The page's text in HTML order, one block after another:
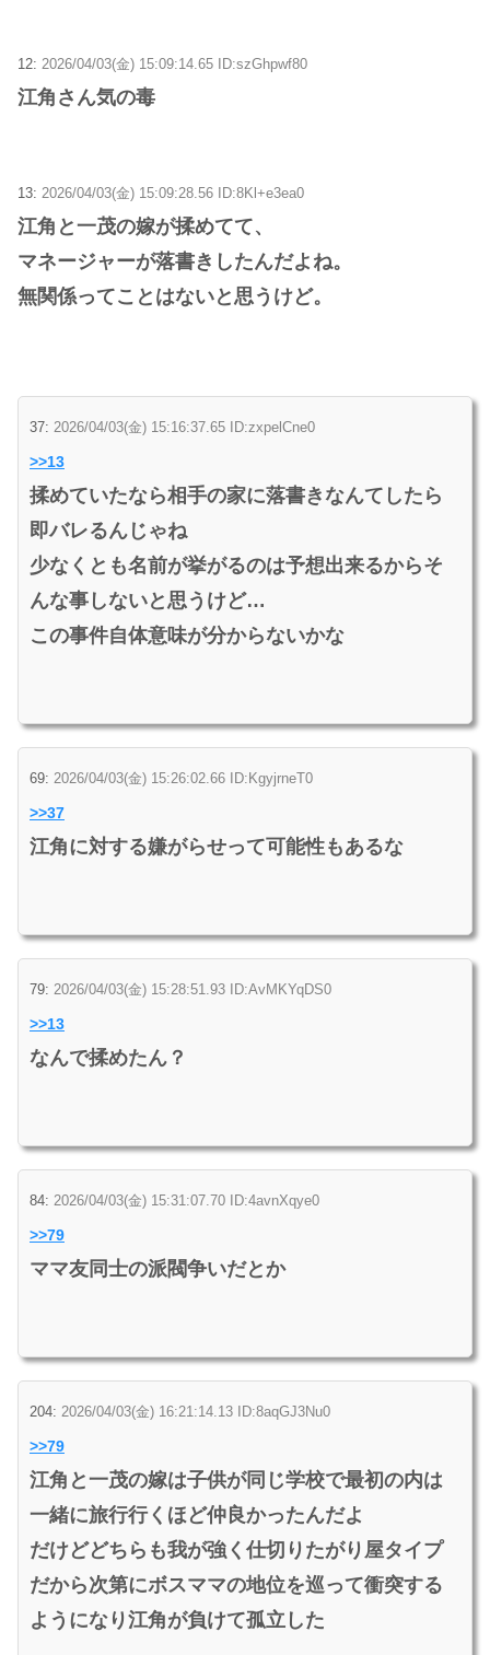
12: 2026/04/03(金) 15:09:14.65 ID:szGhpwf80
江角さん気の毒
13: 2026/04/03(金) 15:09:28.56 ID:8Kl+e3ea0
江角と一茂の嫁が揉めてて、
マネージャーが落書きしたんだよね。
無関係ってことはないと思うけど。
37: 2026/04/03(金) 15:16:37.65 ID:zxpelCne0
>>13
揉めていたなら相手の家に落書きなんてしたら
即バレるんじゃね
少なくとも名前が挙がるのは予想出来るからそ
んな事しないと思うけど…
この事件自体意味が分からないかな
69: 2026/04/03(金) 15:26:02.66 ID:KgyjrneT0
>>37
江角に対する嫌がらせって可能性もあるな
79: 2026/04/03(金) 15:28:51.93 ID:AvMKYqDS0
>>13
なんで揉めたん？
84: 2026/04/03(金) 15:31:07.70 ID:4avnXqye0
>>79
ママ友同士の派閥争いだとか
204: 2026/04/03(金) 16:21:14.13 ID:8aqGJ3Nu0
>>79
江角と一茂の嫁は子供が同じ学校で最初の内は
一緒に旅行行くほど仲良かったんだよ
だけどどちらも我が強く仕切りたがり屋タイプ
だから次第にボスママの地位を巡って衝突する
ようになり江角が負けて孤立した